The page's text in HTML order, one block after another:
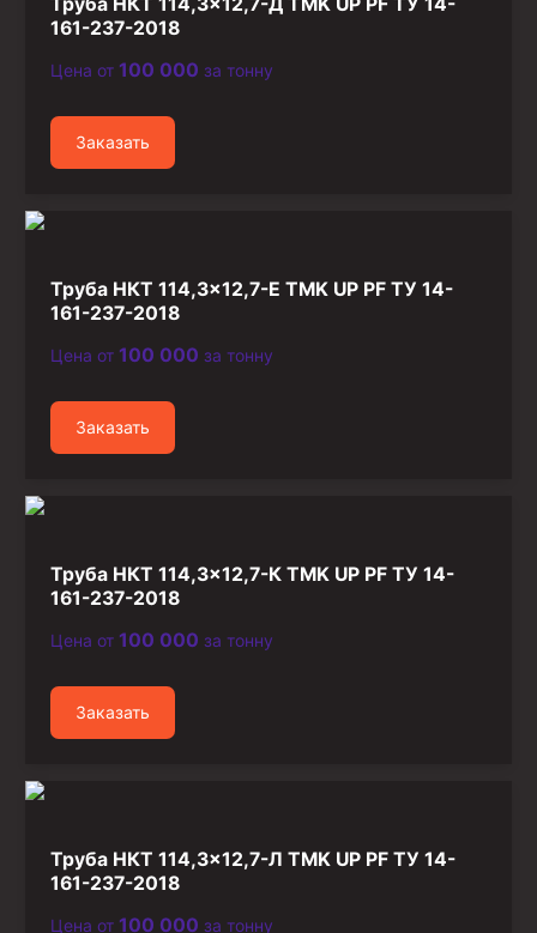
Элементы линии обвязки
161-237-2018
Цена от 100 000 за тонну
Заказать
Труба НКТ 114,3×12,7-Е TMK UP PF ТУ 14-
161-237-2018
Цена от 100 000 за тонну
Заказать
Труба НКТ 114,3×12,7-К TMK UP PF ТУ 14-
161-237-2018
Цена от 100 000 за тонну
Заказать
Труба НКТ 114,3×12,7-Л TMK UP PF ТУ 14-
161-237-2018
Цена от 100 000 за тонну